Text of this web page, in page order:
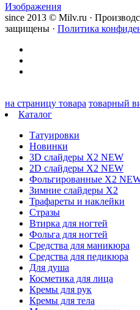
Изображения
since 2013 © Milv.ru ·
защищены · Политика
на страницу товара товарный
Каталог
Татуировки
Новинки
3D слайдеры X2 NEW
2D слайдеры X2 NEW
Фольгированные X2
Зимние слайдеры Х2
Трафареты и наклейки
Стразы
Втирка для ногтей
Фольга для ногтей
Средства для маникюра
Средства для педикюра
Для душа
Косметика для лица
Кремы для рук
Кремы для тела